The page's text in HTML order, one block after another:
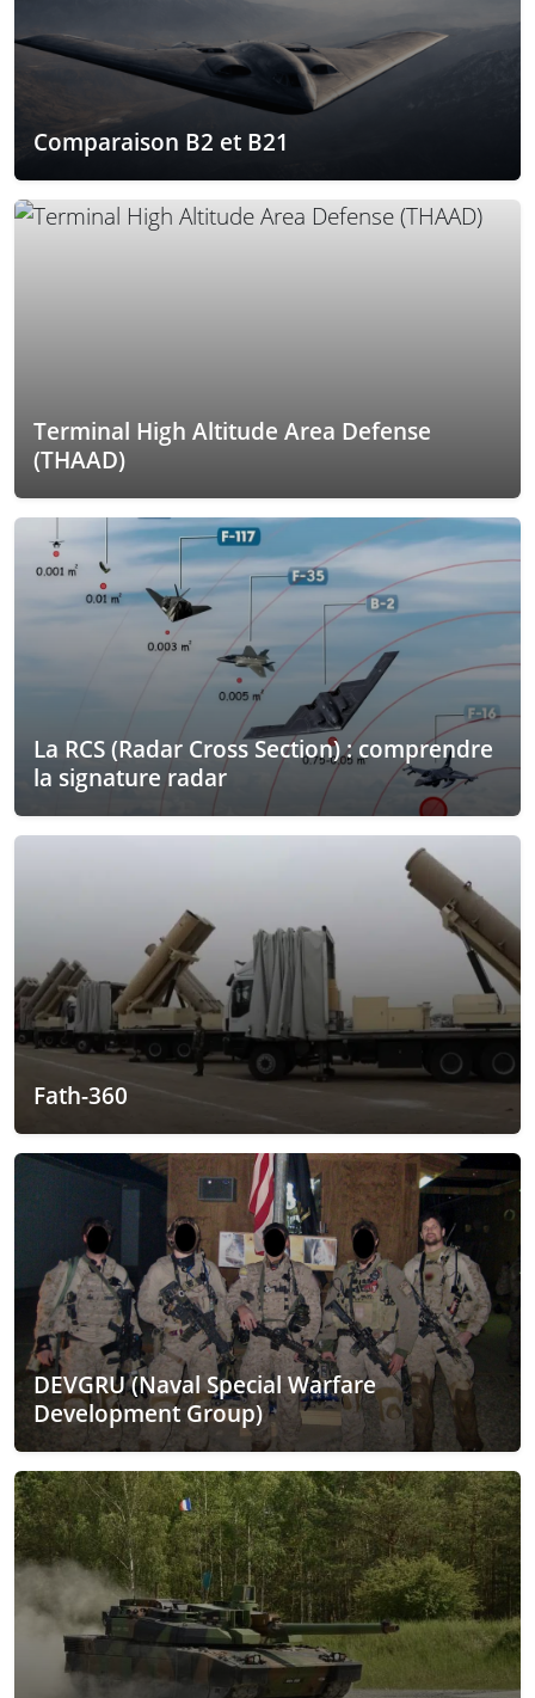
Comparaison B2 et B21
Terminal High Altitude Area Defense
(THAAD)
La RCS (Radar Cross Section) : comprendre
la signature radar
Fath-360
DEVGRU (Naval Special Warfare
Development Group)